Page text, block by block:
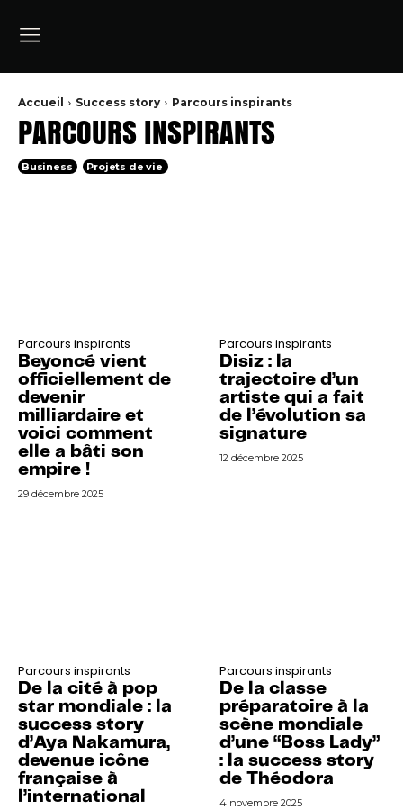
Accueil Success story Parcours inspirants
PARCOURS INSPIRANTS
Business Projets de vie
Parcours inspirants
Beyoncé vient
officiellement de
devenir
milliardaire et
voici comment
elle a bâti son
empire !
29 décembre 2025
Parcours inspirants
Disiz : la
trajectoire d’un
artiste qui a fait
de l’évolution sa
signature
12 décembre 2025
Parcours inspirants
De la cité à pop
star mondiale : la
success story
d’Aya Nakamura,
devenue icône
française à
l’international
Parcours inspirants
De la classe
préparatoire à la
scène mondiale
d’une “Boss Lady”
: la success story
de Théodora
4 novembre 2025